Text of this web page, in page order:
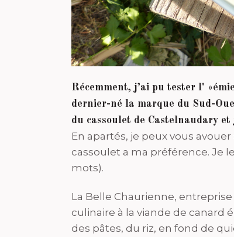
Récemment, j’ai pu tester l'
dernier-né la marque du Sud-
du cassoulet de Castelnaudary
En apartés, je peux vous
cassoulet a ma préférence. Je
mots).
La Belle Chaurienne,
culinaire à la viande de canard
des pâtes, du riz, en fond de